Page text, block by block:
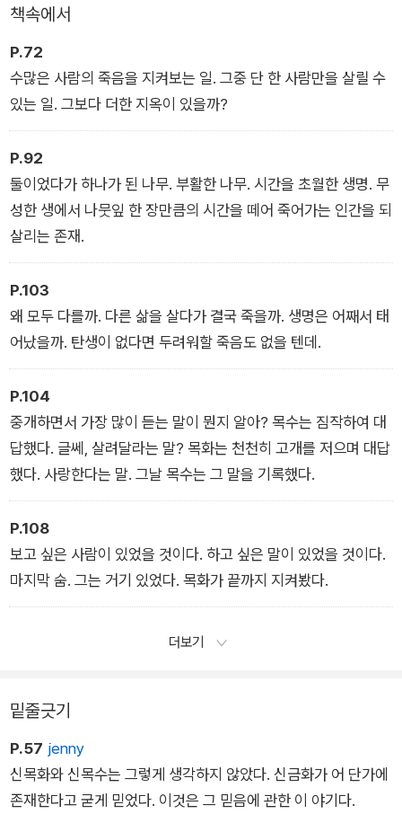
계를 공고히 했다.
상실을 경험한 여성, 학대 가정에서 자라난 소녀, 비정규직 청년
등 폭력과 고통의 어두운 현실을 직시하면서도 따스한 진심을 담
으려 한 그의 이야기는 내내 주목받고 신뢰받았다. 그럼에도 어떠
한 동요 없이 어떠한 소비 없이 묵묵히 쓰기를 계속해온 작가.
“쓰다 보면 견딜 수 있다”라는 그의 말은 “최진영은 끝까지 우리
삶의 전부를 써낼 것이다”(소설가 황현진)라는 말로 통한다.
이런 그가 2년여 만에 발표하는 장편소설 《단 한 사람》으로 한발
더 나아갔다. 지구에서 가장 키가 크고 오래 사는 생물, 수천 년
무성한 나무의 생 가운데 이파리 한 장만큼을 빌려 죽을 위기에
처한 단 한 명만 살릴 수 있는, 나무와 인간 사이 ‘수명 중개인’의
책속에서
P.72
수많은 사람의 죽음을 지켜보는 일. 그중 단 한 사람만을 살릴 수
있는 일. 그보다 더한 지옥이 있을까?
P.92
둘이었다가 하나가 된 나무. 부활한 나무. 시간을 초월한 생명. 무
성한 생에서 나뭇잎 한 장만큼의 시간을 떼어 죽어가는 인간을 되
살리는 존재.
P.103
왜 모두 다를까. 다른 삶을 살다가 결국 죽을까. 생명은 어째서 태
어났을까. 탄생이 없다면 두려워할 죽음도 없을 텐데.
P.104
중개하면서 가장 많이 듣는 말이 뭔지 알아? 목수는 짐작하여 대
답했다. 글쎄, 살려달라는 말? 목화는 천천히 고개를 저으며 대답
했다. 사랑한다는 말. 그날 목수는 그 말을 기록했다.
P.108
보고 싶은 사람이 있었을 것이다. 하고 싶은 말이 있었을 것이다.
마지막 숨. 그는 거기 있었다. 목화가 끝까지 지켜봤다.
더보기
밑줄긋기
P.57 jenny
신목화와 신목수는 그렇게 생각하지 않았다. 신금화가 어 단가에
존재한다고 굳게 믿었다. 이것은 그 믿음에 관한 이 야기다.